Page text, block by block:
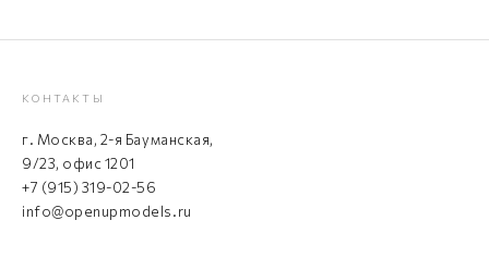
КОНТАКТЫ
г. Москва, 2-я Бауманская,
9/23, офис 1201
+7 (915) 319-02-56
info@openupmodels.ru